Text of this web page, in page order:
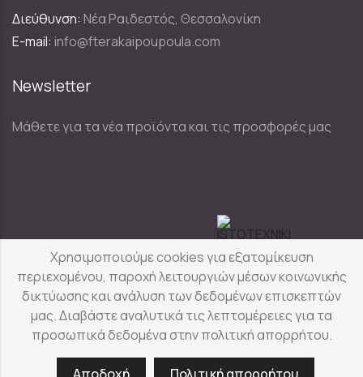
Διεύθυνση: Νέα Ραιδεστός, Θεσσαλονίκη
E-mail: info@fterakaipoupoula.com
Newsletter
Μάθετε για τα νέα προϊόντα και τις προσφορές μας
Φτερά & Πούπουλα © Copyright 2025
Χρησιμοποιούμε cookies για εξατομίκευση
περιεχομένου, παροχή λειτουργιών μέσων κοινωνικής
δικτύωσης και ανάλυση των δεδομένων επισκεπτών
μας. Διαβάστε αναλυτικά τις λεπτομέρειες για τα
προσωπικά δεδομένα στην πολιτική απορρήτου.